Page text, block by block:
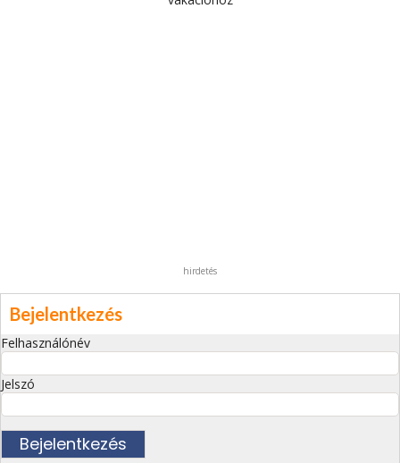
hirdetés
Bejelentkezés
Felhasználónév
Jelszó